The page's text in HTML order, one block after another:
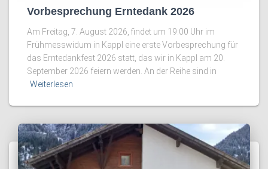
Vorbesprechung Erntedank 2026
Am Freitag, 7. August 2026, findet um 19:00 Uhr im
Frühmesswidum in Kappl eine erste Vorbesprechung für
das Erntedankfest 2026 statt, das wir in Kappl am 20.
September 2026 feiern werden. An der Reihe sind in
Weiterlesen